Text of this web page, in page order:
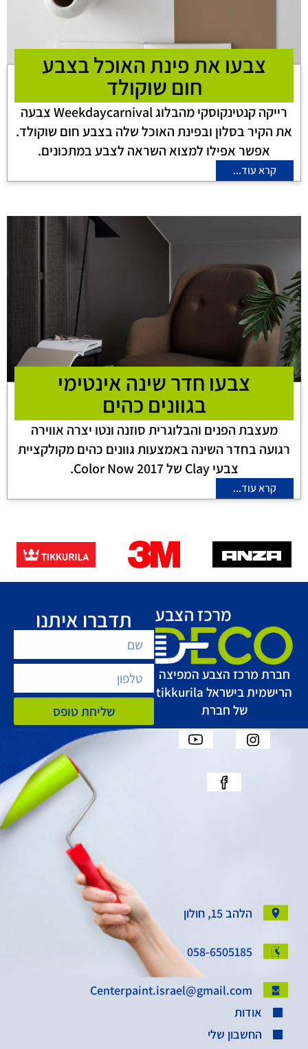
צבעו את פינת האוכל בצבע
חום שוקולד
רייקה קנטינקוסקי מהבלוג Weekdaycarnival צבעה
את הקיר בסלון ובפינת האוכל שלה בצבע חום שוקולד.
אפשר אפילו למצוא השראה לצבע במתכונים.
קרא עוד...
צבעו חדר שינה אינטימי
בגוונים כהים
מעצבת הפנים והבלוגרית סוזנה ונטו יצרה אווירה
רגועה בחדר השינה באמצעות גוונים כהים מקולקציית
צבעי Clay של Color Now 2017.
קרא עוד...
הלהב 15, חולון
058-6505185
Centerpaint.israel@gmail.com
אודות
החשבון שלי
תדברו איתנו
שליחת טופס
חברת מרכז הצבע המפיצה
הרישמית בישראל tikkurila
של חברת